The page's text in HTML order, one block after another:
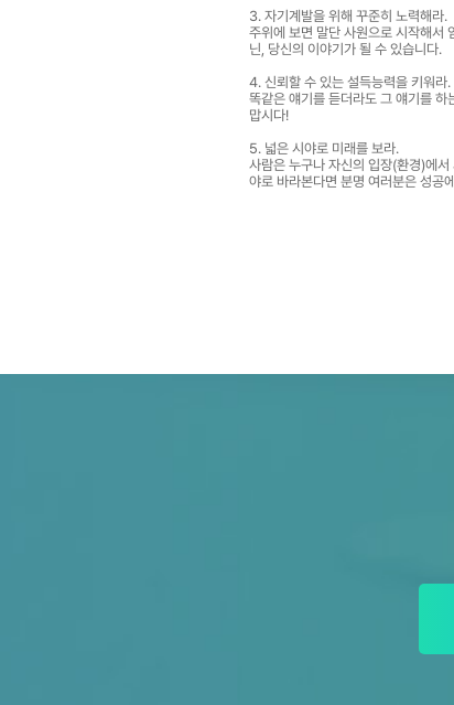
3. 자기계발을 위해 꾸준히 노력해라.
주위에 보면 말단 사원으로 시작해서
닌, 당신의 이야기가 될 수 있습니다.
4. 신뢰할 수 있는 설득능력을 키워라.
똑같은 얘기를 듣더라도 그 얘기를
맙시다!
5. 넓은 시야로 미래를 보라.
사람은 누구나 자신의 입장(환경)에
야로 바라본다면 분명 여러분은 성공